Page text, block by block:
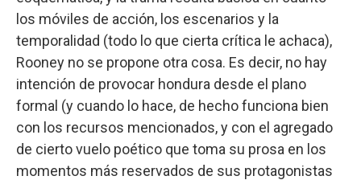
los móviles de acción, los escenarios y la
temporalidad (todo lo que cierta crítica le achaca),
Rooney no se propone otra cosa. Es decir, no hay
intención de provocar hondura desde el plano
formal (y cuando lo hace, de hecho funciona bien
con los recursos mencionados, y con el agregado
de cierto vuelo poético que toma su prosa en los
momentos más reservados de sus protagonistas